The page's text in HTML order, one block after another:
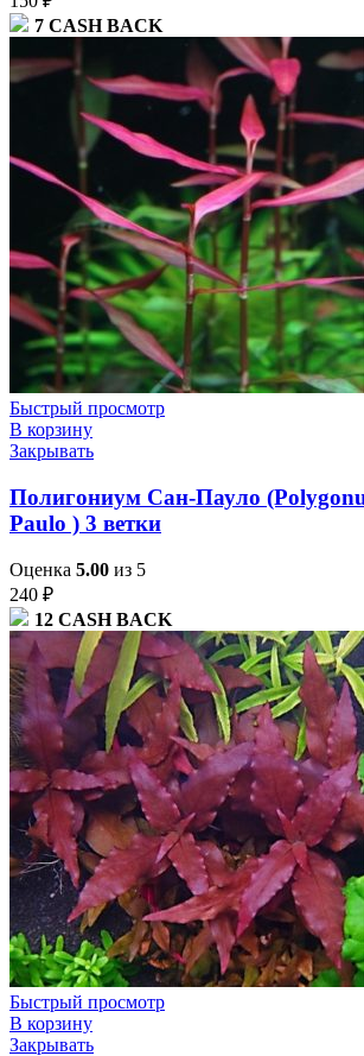
7 CASH BACK
Быстрый просмотр
В корзину
Закрывать
Полигониум Сан-Пауло
Paulo ) 3 ветки
Оценка 5.00 из 5
240 ₽
12 CASH BACK
Быстрый просмотр
В корзину
Закрывать